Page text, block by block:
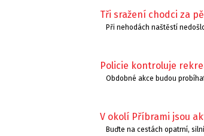
Tři sražení chodci za
Při nehodách naštěstí
Policie kontroluje
Obdobné akce budou
V okolí Příbrami jsou
Buďte na cestách opatrní,